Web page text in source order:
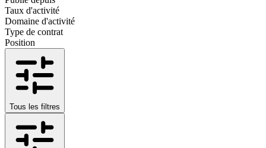
Taux d'activité
Domaine d'activité
Type de contrat
Position
Tous les filtres